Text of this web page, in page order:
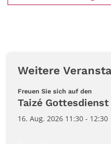
Weitere
Freuen Sie sich auf den
Taizé
16. Aug. 2026 11:30 - 12:30